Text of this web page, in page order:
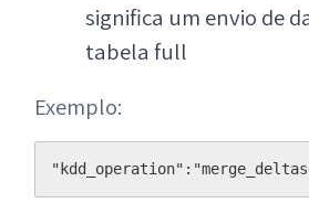
significa um envio de
tabela full
Exemplo: